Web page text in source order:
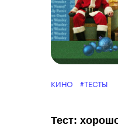
КИНО #ТЕСТЫ
Тест: